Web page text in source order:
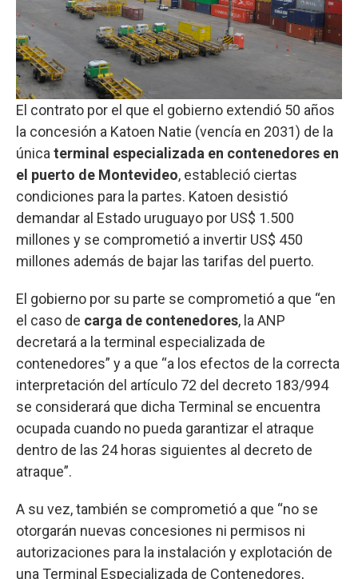
El contrato por el que el gobierno extendió 50 años
la concesión a Katoen Natie (vencía en 2031) de la
única terminal especializada en contenedores en
el puerto de Montevideo, estableció ciertas
condiciones para la partes. Katoen desistió
demandar al Estado uruguayo por US$ 1.500
millones y se comprometió a invertir US$ 450
millones además de bajar las tarifas del puerto.
El gobierno por su parte se comprometió a que “en
el caso de carga de contenedores, la ANP
decretará a la terminal especializada de
contenedores” y a que “a los efectos de la correcta
interpretación del artículo 72 del decreto 183/994
se considerará que dicha Terminal se encuentra
ocupada cuando no pueda garantizar el atraque
dentro de las 24 horas siguientes al decreto de
atraque”.
A su vez, también se comprometió a que “no se
otorgarán nuevas concesiones ni permisos ni
autorizaciones para la instalación y explotación de
una Terminal Especializada de Contenedores,